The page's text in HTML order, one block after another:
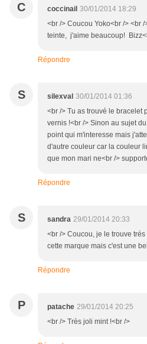
C coccinail 30/01/2014 18:29
<br /> Coucou Yoko<br /> <br
teinte, j'aime beaucoup!
Répondre
S silexval 30/01/2014 01:36
<br /> Tu as trouvé le bracelet
vernis !<br /> Sinon au sujet
point qui m'interesse mais
d'autre couleur car la couleur
que mon mari ne<br />
Répondre
S sandra 29/01/2014 20:33
<br /> Coucou, je le trouve
cette marque mais c'est une
Répondre
P patache 29/01/2014 20:25
<br /> Très joli mint !<br />